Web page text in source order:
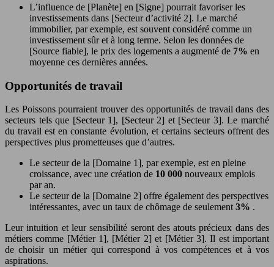
L’influence de [Planète] en [Signe] pourrait favoriser les
investissements dans [Secteur d’activité 2]. Le marché
immobilier, par exemple, est souvent considéré comme un
investissement sûr et à long terme. Selon les données de
[Source fiable], le prix des logements a augmenté de 7% en
moyenne ces dernières années.
Opportunités de travail
Les Poissons pourraient trouver des opportunités de travail dans des
secteurs tels que [Secteur 1], [Secteur 2] et [Secteur 3]. Le marché
du travail est en constante évolution, et certains secteurs offrent des
perspectives plus prometteuses que d’autres.
Le secteur de la [Domaine 1], par exemple, est en pleine
croissance, avec une création de 10 000 nouveaux emplois
par an.
Le secteur de la [Domaine 2] offre également des perspectives
intéressantes, avec un taux de chômage de seulement 3% .
Leur intuition et leur sensibilité seront des atouts précieux dans des
métiers comme [Métier 1], [Métier 2] et [Métier 3]. Il est important
de choisir un métier qui correspond à vos compétences et à vos
aspirations.